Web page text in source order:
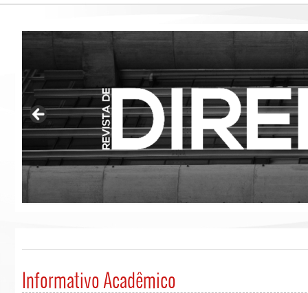
Informativo Acadêmico